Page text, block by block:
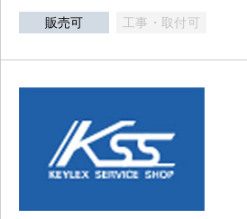
販売可 工事・取付可